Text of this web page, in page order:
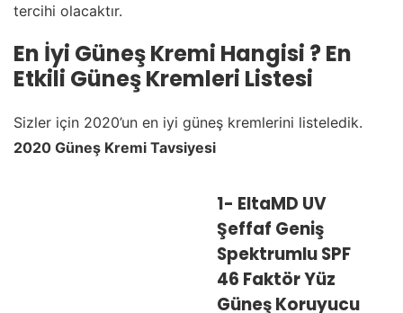
tercihi olacaktır.
En İyi Güneş Kremi Hangisi ? En
Etkili Güneş Kremleri Listesi
Sizler için 2020’un en iyi güneş kremlerini listeledik.
2020 Güneş Kremi Tavsiyesi
1- EltaMD UV
Şeffaf Geniş
Spektrumlu SPF
46 Faktör Yüz
Güneş Koruyucu